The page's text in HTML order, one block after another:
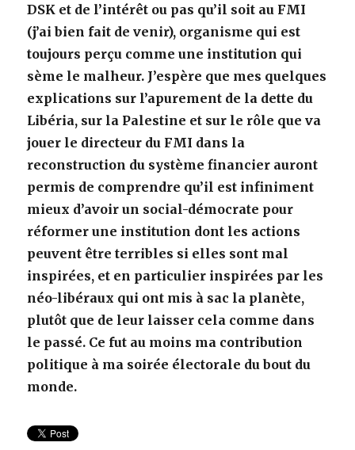
DSK et de l’intérêt ou pas qu’il soit au FMI
(j’ai bien fait de venir), organisme qui est
toujours perçu comme une institution qui
sème le malheur. J’espère que mes quelques
explications sur l’apurement de la dette du
Libéria, sur la Palestine et sur le rôle que va
jouer le directeur du FMI dans la
reconstruction du système financier auront
permis de comprendre qu’il est infiniment
mieux d’avoir un social-démocrate pour
réformer une institution dont les actions
peuvent être terribles si elles sont mal
inspirées, et en particulier inspirées par les
néo-libéraux qui ont mis à sac la planète,
plutôt que de leur laisser cela comme dans
le passé. Ce fut au moins ma contribution
politique à ma soirée électorale du bout du
monde.